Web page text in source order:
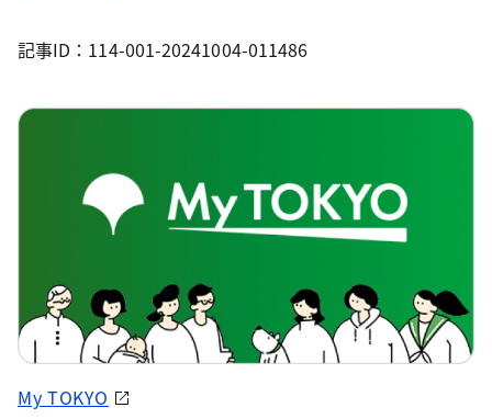
記事ID：114-001-20241004-011486
My TOKYO